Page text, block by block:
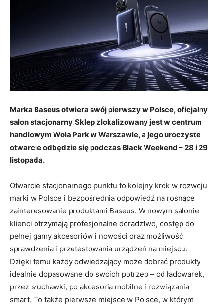
Marka Baseus otwiera swój pierwszy w Polsce, oficjalny
salon stacjonarny. Sklep zlokalizowany jest w centrum
handlowym Wola Park w Warszawie, a jego uroczyste
otwarcie odbędzie się podczas Black Weekend – 28 i 29
listopada.
Otwarcie stacjonarnego punktu to kolejny krok w rozwoju
marki w Polsce i bezpośrednia odpowiedź na rosnące
zainteresowanie produktami Baseus. W nowym salonie
klienci otrzymają profesjonalne doradztwo, dostęp do
pełnej gamy akcesoriów i nowości oraz możliwość
sprawdzenia i przetestowania urządzeń na miejscu.
Dzięki temu każdy odwiedzający może dobrać produkty
idealnie dopasowane do swoich potrzeb – od ładowarek,
przez słuchawki, po akcesoria mobilne i rozwiązania
smart. To także pierwsze miejsce w Polsce, w którym